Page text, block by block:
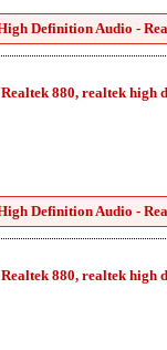
Definition Audio -
880, realtek high
Definition Audio -
880, realtek high